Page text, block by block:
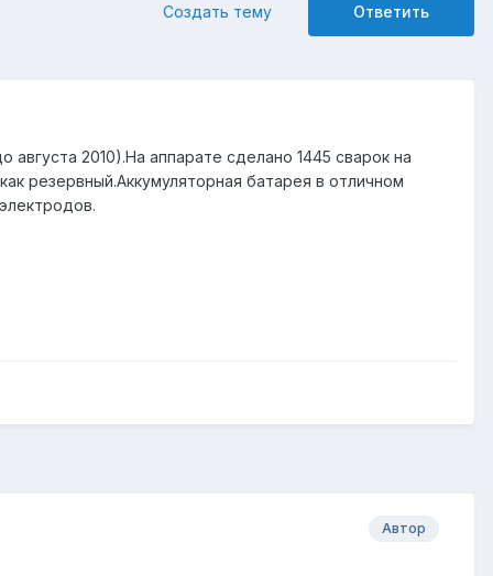
Ответить
Создать тему
2010).На аппарате сделано 1445 сварок на
резервный.Аккумуляторная батарея в отличном
Автор